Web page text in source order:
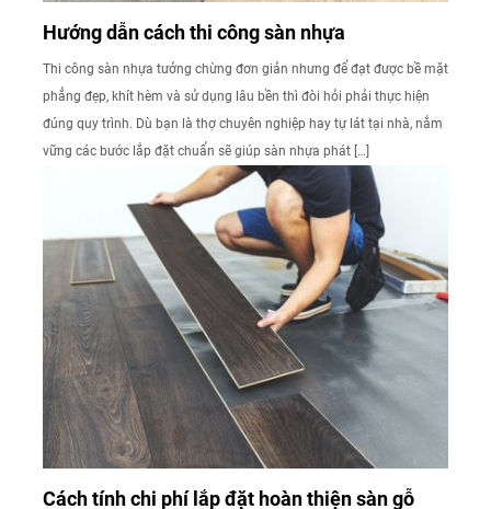
Hướng dẫn cách thi công sàn nhựa
Thi công sàn nhựa tưởng chừng đơn giản nhưng để đạt được bề mặt
phẳng đẹp, khít hèm và sử dụng lâu bền thì đòi hỏi phải thực hiện
đúng quy trình. Dù bạn là thợ chuyên nghiệp hay tự lát tại nhà, nắm
vững các bước lắp đặt chuẩn sẽ giúp sàn nhựa phát […]
Cách tính chi phí lắp đặt hoàn thiện sàn gỗ